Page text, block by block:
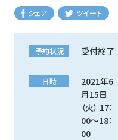
シェア ツイート
予約状況 受付終了
日時
2021年6
月15日
（火） 17：
00～18：
00